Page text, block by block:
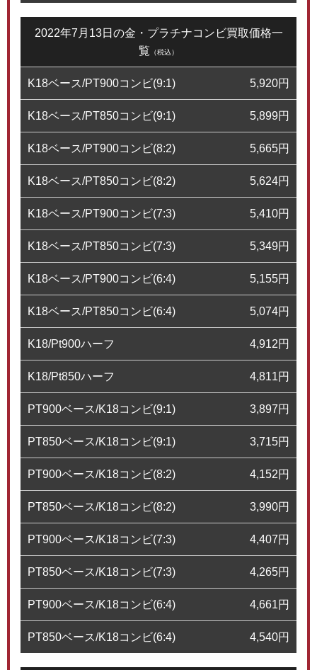
2022年7月13日の金・プラチナコンビ買取価格一
覧 （税込）
K18ベース/PT900コンビ(9:1) 5,920円
K18ベース/PT850コンビ(9:1) 5,899円
K18ベース/PT900コンビ(8:2) 5,665円
K18ベース/PT850コンビ(8:2) 5,624円
K18ベース/PT900コンビ(7:3) 5,410円
K18ベース/PT850コンビ(7:3) 5,349円
K18ベース/PT900コンビ(6:4) 5,155円
K18ベース/PT850コンビ(6:4) 5,074円
K18/Pt900ハーフ 4,912円
K18/Pt850ハーフ 4,811円
PT900ベース/K18コンビ(9:1) 3,897円
PT850ベース/K18コンビ(9:1) 3,715円
PT900ベース/K18コンビ(8:2) 4,152円
PT850ベース/K18コンビ(8:2) 3,990円
PT900ベース/K18コンビ(7:3) 4,407円
PT850ベース/K18コンビ(7:3) 4,265円
PT900ベース/K18コンビ(6:4) 4,661円
PT850ベース/K18コンビ(6:4) 4,540円